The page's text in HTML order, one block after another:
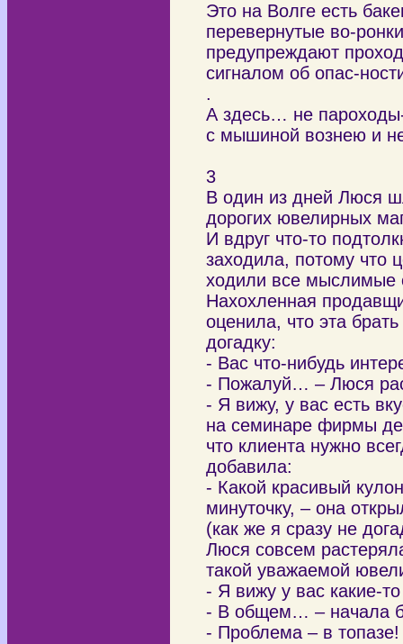
Это на Волге есть
перевернутые во-
предупреждают
сигналом об опас-
.
А здесь… не
с мышиной вознею и
3
В один из дней Люся
дорогих ювелирных
И вдруг что-то
заходила, потому что
ходили все мыслимые
Нахохленная
оценила, что эта
догадку:
- Вас что-нибудь
- Пожалуй… – Люся
- Я вижу, у вас есть
на семинаре фирмы
что клиента нужно
добавила:
- Какой красивый
минуточку, – она
(как же я сразу не
Люся совсем
такой уважаемой
- Я вижу у вас какие-
- В общем… – начала
- Проблема – в топазе!